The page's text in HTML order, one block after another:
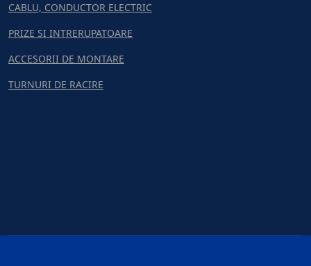
CABLU, CONDUCTOR ELECTRIC
PRIZE SI INTRERUPATOARE
ACCESORII DE MONTARE
TURNURI DE RACIRE